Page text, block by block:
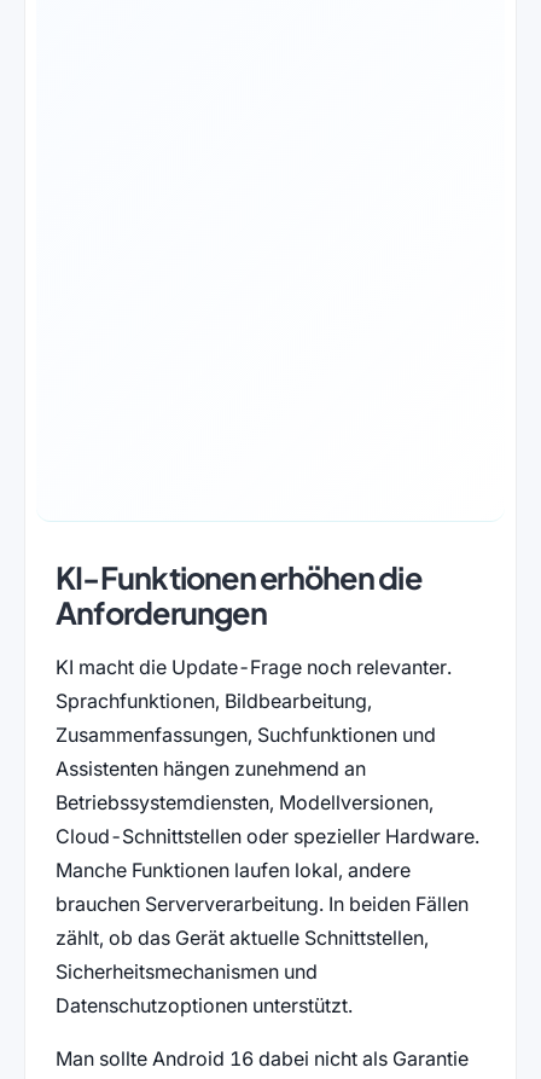
KI-Funktionen erhöhen die
Anforderungen
KI macht die Update-Frage noch relevanter.
Sprachfunktionen, Bildbearbeitung,
Zusammenfassungen, Suchfunktionen und
Assistenten hängen zunehmend an
Betriebssystemdiensten, Modellversionen,
Cloud-Schnittstellen oder spezieller Hardware.
Manche Funktionen laufen lokal, andere
brauchen Serververarbeitung. In beiden Fällen
zählt, ob das Gerät aktuelle Schnittstellen,
Sicherheitsmechanismen und
Datenschutzoptionen unterstützt.
Man sollte Android 16 dabei nicht als Garantie